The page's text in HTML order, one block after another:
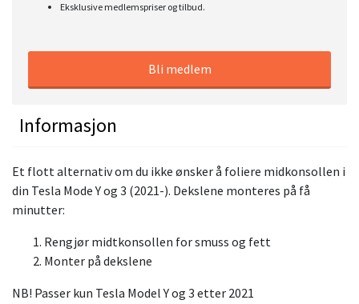
Eksklusive medlemspriser og tilbud.
Bli medlem
Informasjon
Et flott alternativ om du ikke ønsker å foliere midkonsollen i
din Tesla Mode Y og 3 (2021-). Dekslene monteres på få
minutter:
Rengjør midtkonsollen for smuss og fett
Monter på dekslene
NB! Passer kun Tesla Model Y og 3 etter 2021